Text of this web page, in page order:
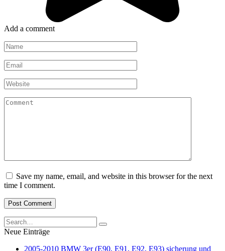
Add a comment
Name
*
Email
*
Website
Comment
Save my name, email, and website in this browser for the next
time I comment.
Search
for:
Neue Einträge
2005-2010 BMW 3er (E90, E91, E92, E93) sicherung und